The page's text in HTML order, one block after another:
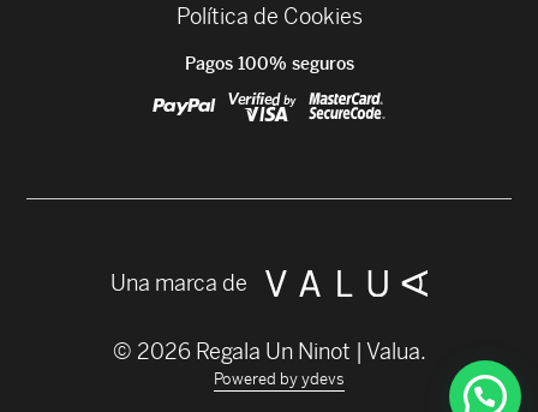
Política de Cookies
Pagos 100% seguros
© 2026 Regala Un Ninot | Valua.
Powered by ydevs
Una marca de